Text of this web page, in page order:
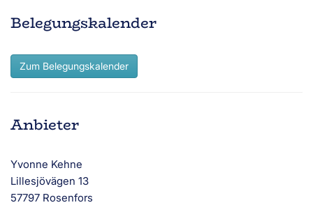
Belegungskalender
Zum Belegungskalender
Anbieter
Yvonne Kehne
Lillesjövägen 13
57797 Rosenfors